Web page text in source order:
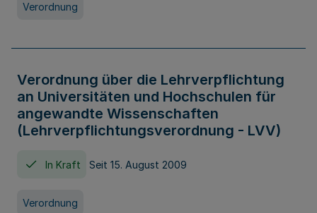
Verordnung
Verordnung über die Lehrverpflichtung
an Universitäten und Hochschulen für
angewandte Wissenschaften
(Lehrverpflichtungsverordnung - LVV)
In Kraft Seit 15. August 2009
Verordnung